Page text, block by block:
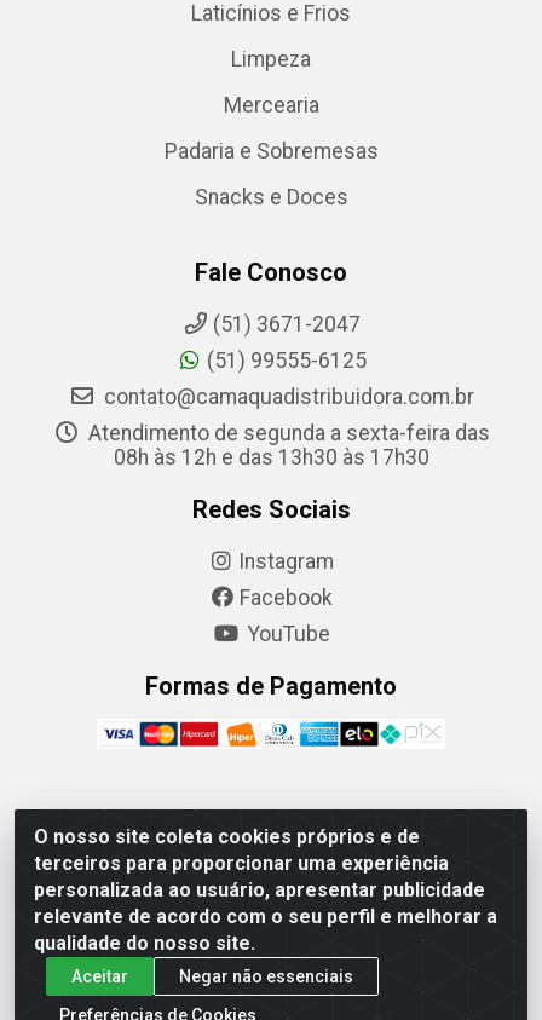
O nosso site coleta cookies próprios e de
terceiros para proporcionar uma experiência
personalizada ao usuário, apresentar publicidade
relevante de acordo com o seu perfil e melhorar a
qualidade do nosso site.
Aceitar
Negar não essenciais
Preferências de Cookies
Laticínios e Frios
Limpeza
Mercearia
Padaria e Sobremesas
Snacks e Doces
Fale Conosco
(51) 3671-2047
(51) 99555-6125
contato@camaquadistribuidora.com.br
Atendimento de segunda a sexta-feira das
08h às 12h e das 13h30 às 17h30
Redes Sociais
Instagram
Facebook
YouTube
Formas de Pagamento
Camaquã Distribuidora Ltda - Avenida Conego Luiz W
Hanquet, 1001 - Parque Residencial do Arroio Duro,
Camaquã/RS - CEP 96.789-102 - CNPJ
07.061.124/0001-26